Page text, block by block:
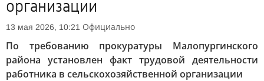
организации
13 мая 2026, 10:21 Официально
По требованию прокуратуры Малопургинского
района установлен факт трудовой деятельности
работника в сельскохозяйственной организации